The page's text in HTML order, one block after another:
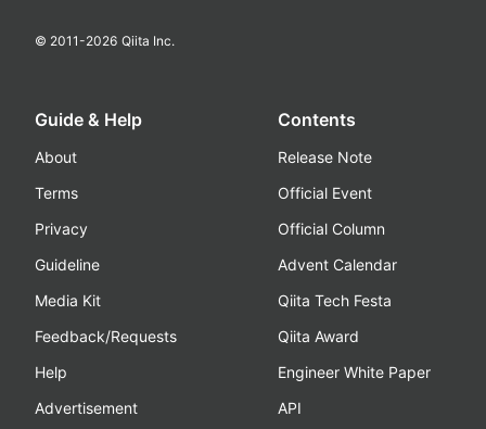
© 2011-2026 Qiita Inc.
Guide & Help
About
Terms
Privacy
Guideline
Media Kit
Feedback/Requests
Help
Advertisement
Contents
Release Note
Official Event
Official Column
Advent Calendar
Qiita Tech Festa
Qiita Award
Engineer White Paper
API